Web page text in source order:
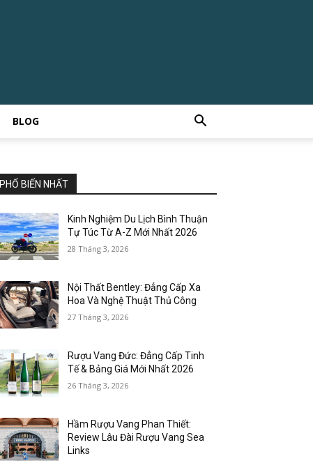
BLOG
PHỔ BIẾN NHẤT
Kinh Nghiệm Du Lịch Bình Thuận
Tự Túc Từ A-Z Mới Nhất 2026
28 Tháng 3, 2026
Nội Thất Bentley: Đẳng Cấp Xa
Hoa Và Nghệ Thuật Thủ Công
27 Tháng 3, 2026
Rượu Vang Đức: Đẳng Cấp Tinh
Tế & Bảng Giá Mới Nhất 2026
26 Tháng 3, 2026
Hầm Rượu Vang Phan Thiết:
Review Lâu Đài Rượu Vang Sea
Links